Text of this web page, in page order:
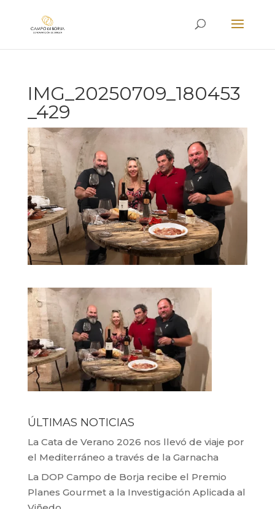
IMG_20250709_180453
_429
ÚLTIMAS NOTICIAS
La Cata de Verano 2026 nos llevó de viaje por
el Mediterráneo a través de la Garnacha
La DOP Campo de Borja recibe el Premio
Planes Gourmet a la Investigación Aplicada al